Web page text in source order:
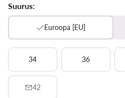
Suurus:
Euroopa [EU]
34 36
42